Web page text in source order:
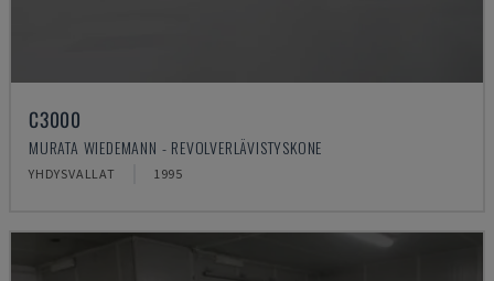
C3000
MURATA WIEDEMANN - REVOLVERLÄVISTYSKONE
YHDYSVALLAT 1995